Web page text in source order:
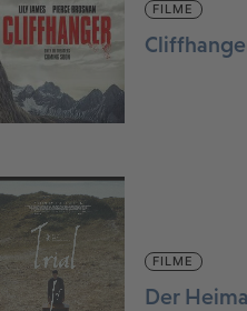
FILME
FILME
Der